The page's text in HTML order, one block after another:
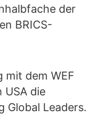
der
BRICS-
mit dem WEF
USA die
Global Leaders.